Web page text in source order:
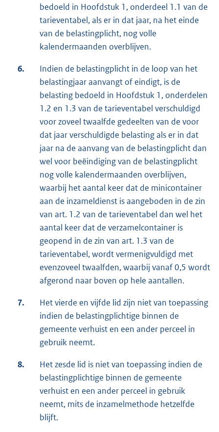
bedoeld in Hoofdstuk 1, onderdeel 1.1 van de
tarieventabel, als er in dat jaar, na het einde
van de belastingplicht, nog volle
kalendermaanden overblijven.
6.
Indien de belastingplicht in de loop van het
belastingjaar aanvangt of eindigt, is de
belasting bedoeld in Hoofdstuk 1, onderdelen
1.2 en 1.3 van de tarieventabel verschuldigd
voor zoveel twaalfde gedeelten van de voor
dat jaar verschuldigde belasting als er in dat
jaar na de aanvang van de belastingplicht dan
wel voor beëindiging van de belastingplicht
nog volle kalendermaanden overblijven,
waarbij het aantal keer dat de minicontainer
aan de inzameldienst is aangeboden in de zin
van art. 1.2 van de tarieventabel dan wel het
aantal keer dat de verzamelcontainer is
geopend in de zin van art. 1.3 van de
tarieventabel, wordt vermenigvuldigd met
evenzoveel twaalfden, waarbij vanaf 0,5 wordt
afgerond naar boven op hele aantallen.
7.
Het vierde en vijfde lid zijn niet van toepassing
indien de belastingplichtige binnen de
gemeente verhuist en een ander perceel in
gebruik neemt.
8.
Het zesde lid is niet van toepassing indien de
belastingplichtige binnen de gemeente
verhuist en een ander perceel in gebruik
neemt, mits de inzamelmethode hetzelfde
blijft.